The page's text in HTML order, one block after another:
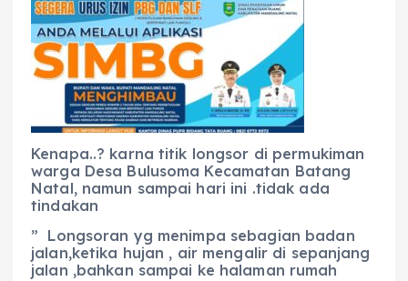
Kenapa..? karna titik longsor di permukiman
warga Desa Bulusoma Kecamatan Batang
Natal, namun sampai hari ini .tidak ada
tindakan
” Longsoran yg menimpa sebagian badan
jalan,ketika hujan , air mengalir di sepanjang
jalan ,bahkan sampai ke halaman rumah